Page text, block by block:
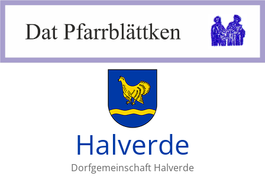
Halverde
Dorfgemeinschaft Halverde